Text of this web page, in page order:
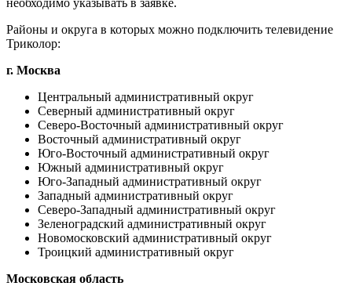
необходимо указывать в заявке.
Районы и округа в которых можно подключить телевидение
Триколор:
г. Москва
Центральный административный округ
Северный административный округ
Северо-Восточный административный округ
Восточный административный округ
Юго-Восточный административный округ
Южный административный округ
Юго-Западный административный округ
Западный административный округ
Северо-Западный административный округ
Зеленоградский административный округ
Новомосковский административный округ
Троицкий административный округ
Московская область